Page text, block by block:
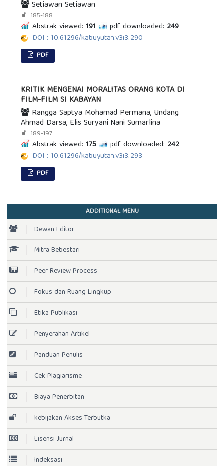
Setiawan Setiawan
185-188
Abstrak viewed: 191 pdf downloaded: 249
DOI : 10.61296/kabuyutan.v3i3.290
PDF
KRITIK MENGENAI MORALITAS ORANG KOTA DI
FILM-FILM SI KABAYAN
Rangga Saptya Mohamad Permana, Undang
Ahmad Darsa, Elis Suryani Nani Sumarlina
189-197
Abstrak viewed: 175 pdf downloaded: 242
DOI : 10.61296/kabuyutan.v3i3.293
PDF
ADDITIONAL MENU
Dewan Editor
Mitra Bebestari
Peer Review Process
Fokus dan Ruang Lingkup
Etika Publikasi
Penyerahan Artikel
Panduan Penulis
Cek Plagiarisme
Biaya Penerbitan
kebijakan Akses Terbutka
Lisensi Jurnal
Indeksasi